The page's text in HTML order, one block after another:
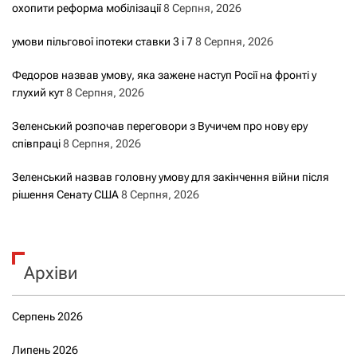
охопити реформа мобілізації8 Серпня, 2026
умови пільгової іпотеки ставки 3 і 78 Серпня, 2026
Федоров назвав умову, яка зажене наступ Росії на фронті у
глухий кут8 Серпня, 2026
Зеленський розпочав переговори з Вучичем про нову еру
співпраці8 Серпня, 2026
Зеленський назвав головну умову для закінчення війни після
рішення Сенату США8 Серпня, 2026
Архіви
Серпень 2026
Липень 2026